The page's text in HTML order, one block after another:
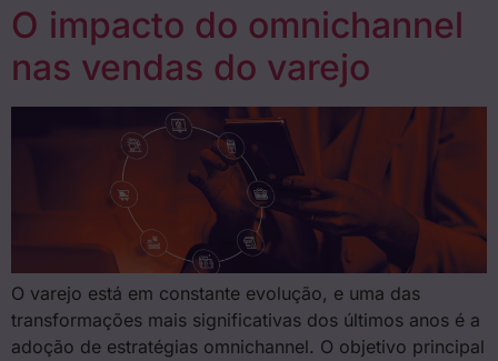
O impacto do omnichannel
nas vendas do varejo
O varejo está em constante evolução, e uma das
transformações mais significativas dos últimos anos é a
adoção de estratégias omnichannel. O objetivo principal